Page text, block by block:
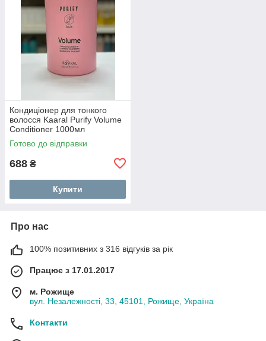
Кондиціонер для тонкого
волосся Kaaral Purify Volume
Conditioner 1000мл
Готово до відправки
688 ₴
Купити
Про нас
100% позитивних з 316 відгуків за рік
Працює з 17.01.2017
м. Рожище
вул. Незалежності, 33, 45101, Рожище, Україна
Контакти